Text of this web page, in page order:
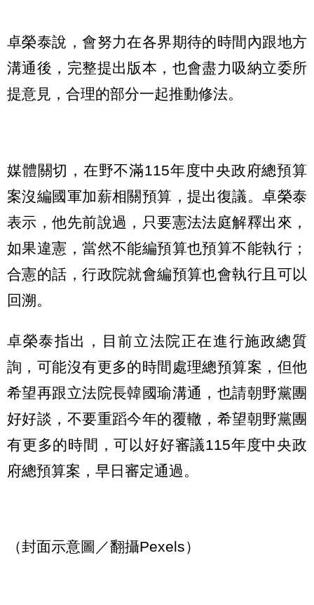
卓榮泰說，會努力在各界期待的時間內跟地方
溝通後，完整提出版本，也會盡力吸納立委所
提意見，合理的部分一起推動修法。
媒體關切，在野不滿115年度中央政府總預算
案沒編國軍加薪相關預算，提出復議。卓榮泰
表示，他先前說過，只要憲法法庭解釋出來，
如果違憲，當然不能編預算也預算不能執行；
合憲的話，行政院就會編預算也會執行且可以
回溯。
卓榮泰指出，目前立法院正在進行施政總質
詢，可能沒有更多的時間處理總預算案，但他
希望再跟立法院長韓國瑜溝通，也請朝野黨團
好好談，不要重蹈今年的覆轍，希望朝野黨團
有更多的時間，可以好好審議115年度中央政
府總預算案，早日審定通過。
（封面示意圖／翻攝Pexels）